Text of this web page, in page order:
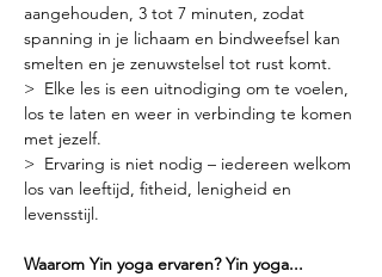
aangehouden, 3 tot 7 minuten, zodat
spanning in je lichaam en bindweefsel kan
smelten en je zenuwstelsel tot rust komt.
>  Elke les is een uitnodiging om te voelen,
los te laten en weer in verbinding te komen
met jezelf.
>  Ervaring is niet nodig – iedereen welkom
los van leeftijd, fitheid, lenigheid en
levensstijl.
Waarom Yin yoga ervaren? Yin yoga...